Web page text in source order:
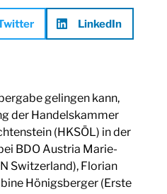
LinkedIn
gelingen kann,
der Handelskammer
(HKSÖL) in der
BDO Austria Marie-
Switzerland), Florian
Hönigsberger (Erste